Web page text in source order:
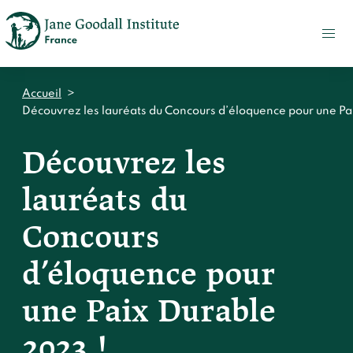
PRESSE
Qui sommes-nous ?
Accueil
Jane Goodall
Le Jane Goodall Institute France
Notre écosystème
Nos documents
Notre impact
Accueil
Nos actions sur le terrain en France
Nos actions sur le terrain en Afrique
Les histoires du docteur Jane
Témoignages du terrain
S'engager
UN
Accueil
>
Découvrez les lauréats du Concours d’éloquence pour une
Découvrez les
lauréats du
Concours
d’éloquence pour
une Paix Durable